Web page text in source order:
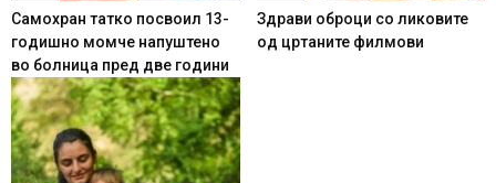
Самохран татко посвоил 13-
годишно момче напуштено
во болница пред две години
Здрави оброци со ликовите
од цртаните филмови